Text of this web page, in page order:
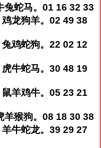
兔蛇马。01 16 32 33
龙狗羊。02 49 38
鸡蛇狗。22 02 12
牛蛇马。30 48 19
羊鸡牛。05 23 21
羊猴狗。08 18 30 38
牛蛇龙。39 29 27